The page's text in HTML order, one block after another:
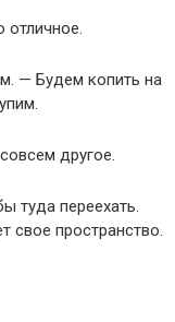
отличное.
— Будем копить на
другое.
туда переехать.
свое пространство.